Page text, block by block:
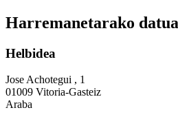
Harremanetarako
Helbidea
Jose Achotegui , 1
01009 Vitoria-Gasteiz
Araba